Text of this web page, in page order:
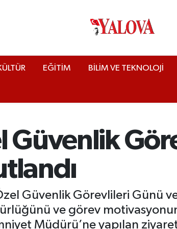
EĞİTİM BİLİM VE TEKNOLOJİ
Güvenlik
Güvenlik Görevlileri Günü
ve görev
Müdürü’ne yapılan